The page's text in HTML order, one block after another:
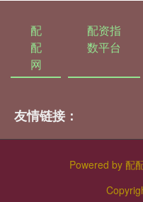
配
配
网
配资指
数平台
友情链接：
Powered by 配